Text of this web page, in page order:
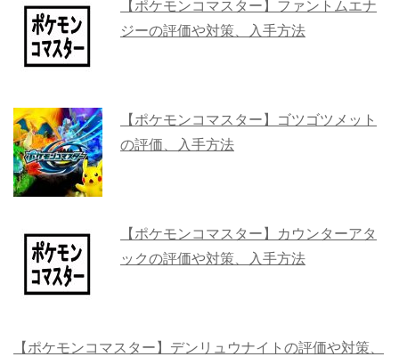
【ポケモンコマスター】ファントムエナ
ジーの評価や対策、入手方法
【ポケモンコマスター】ゴツゴツメット
の評価、入手方法
【ポケモンコマスター】カウンターアタ
ックの評価や対策、入手方法
【ポケモンコマスター】デンリュウナイトの評価や対策、